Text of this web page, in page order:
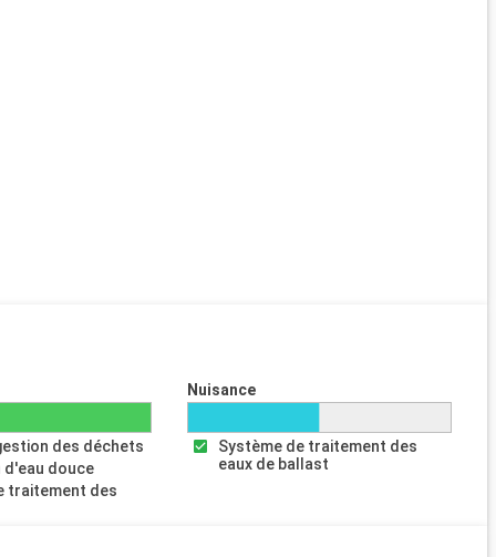
des déchets
douce
traitement des
Nuisance
Système de traitement des
eaux de ballast